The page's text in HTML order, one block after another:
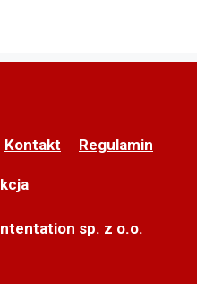
Kontakt Regulamin
sp. z o.o.